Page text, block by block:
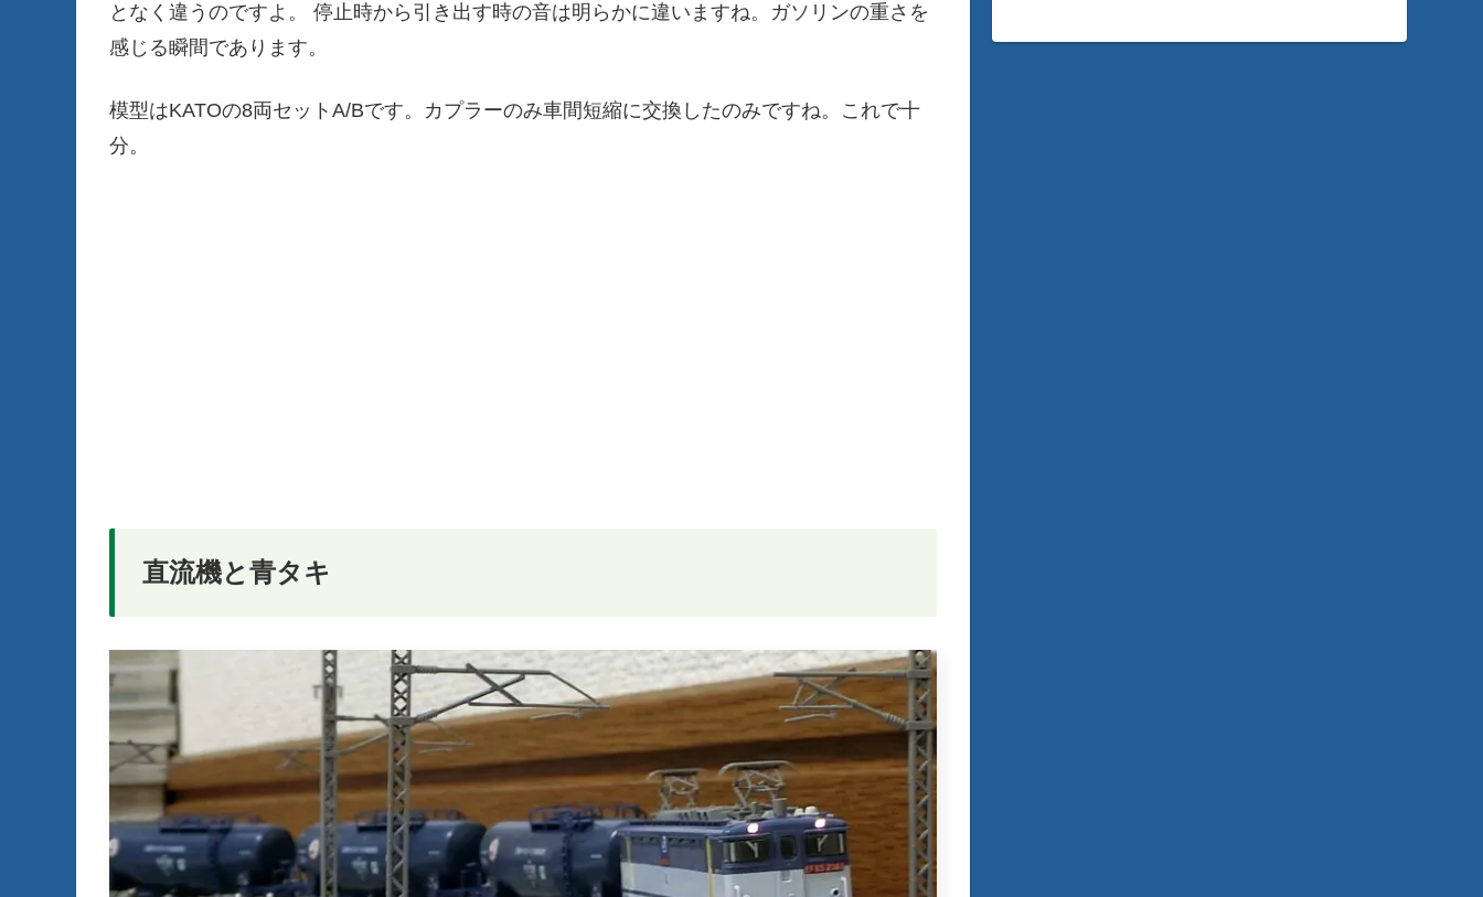
となく違うのですよ。 停止時から引き出す時の音は明らかに違いますね。ガソリンの重さを
感じる瞬間であります。
模型はKATOの8両セットA/Bです。カプラーのみ車間短縮に交換したのみですね。これで十
分。
直流機と青タキ